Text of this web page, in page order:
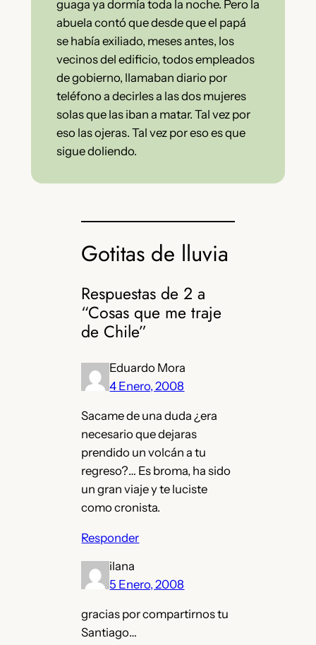
guaga ya dormía toda la noche. Pero la
abuela contó que desde que el papá
se había exiliado, meses antes, los
vecinos del edificio, todos empleados
de gobierno, llamaban diario por
teléfono a decirles a las dos mujeres
solas que las iban a matar. Tal vez por
eso las ojeras. Tal vez por eso es que
sigue doliendo.
Gotitas de lluvia
Respuestas de 2 a
“Cosas que me traje
de Chile”
Eduardo Mora
4 Enero, 2008
Sacame de una duda ¿era
necesario que dejaras
prendido un volcán a tu
regreso?… Es broma, ha sido
un gran viaje y te luciste
como cronista.
Responder
ilana
5 Enero, 2008
gracias por compartirnos tu
Santiago…